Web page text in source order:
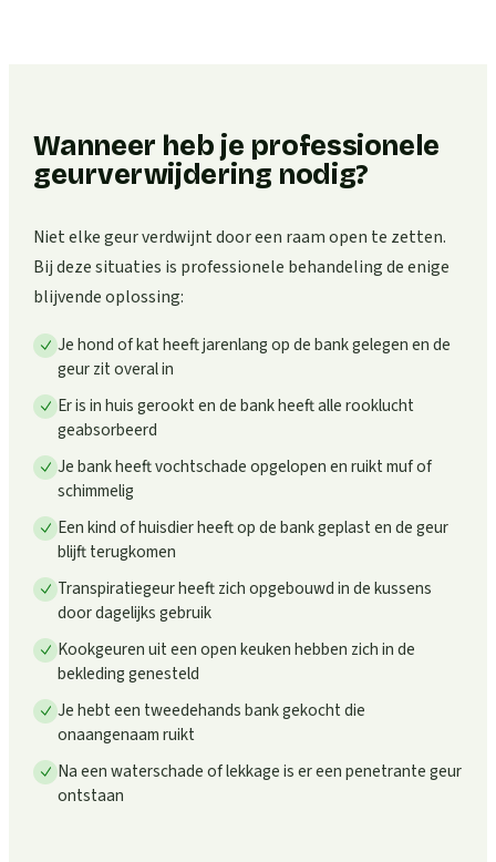
Wanneer heb je professionele
geurverwijdering nodig?
Niet elke geur verdwijnt door een raam open te zetten.
Bij deze situaties is professionele behandeling de enige
blijvende oplossing:
Je hond of kat heeft jarenlang op de bank gelegen en de
geur zit overal in
Er is in huis gerookt en de bank heeft alle rooklucht
geabsorbeerd
Je bank heeft vochtschade opgelopen en ruikt muf of
schimmelig
Een kind of huisdier heeft op de bank geplast en de geur
blijft terugkomen
Transpiratiegeur heeft zich opgebouwd in de kussens
door dagelijks gebruik
Kookgeuren uit een open keuken hebben zich in de
bekleding genesteld
Je hebt een tweedehands bank gekocht die
onaangenaam ruikt
Na een waterschade of lekkage is er een penetrante geur
ontstaan